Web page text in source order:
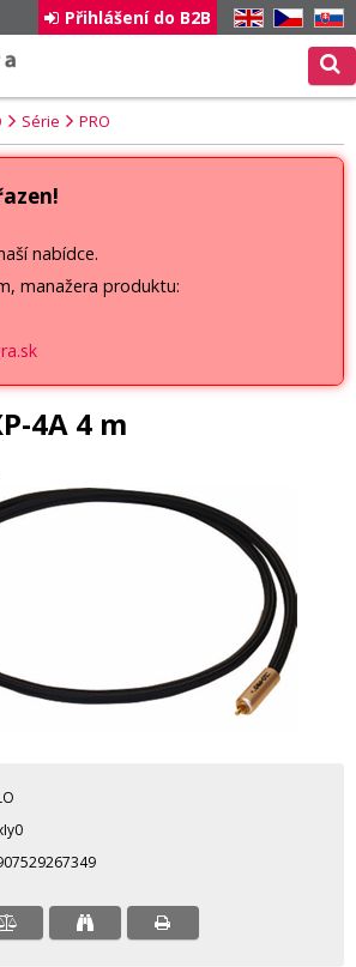
EN CZ SK
Přihlášení do B2B
Série PRO
nabídce.
manažera produktu:
4A 4 m